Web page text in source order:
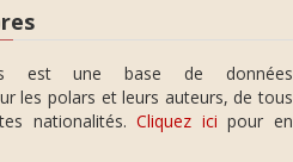
est une base de données
les polars et leurs auteurs, de tous
nationalités.Cliquez ici pour en